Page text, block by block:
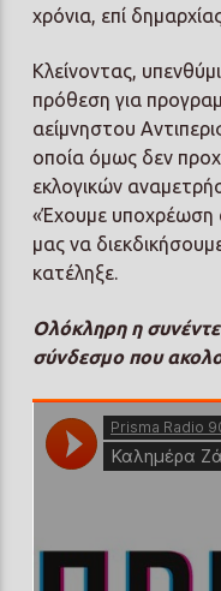
χρόνια, επί
Κλείνοντας,
πρόθεση για
αείμνηστου
οποία όμως δεν
εκλογικών
«Έχουμε υποχρέωση
μας να
κατέληξε.
Ολόκληρη η
σύνδεσμο που